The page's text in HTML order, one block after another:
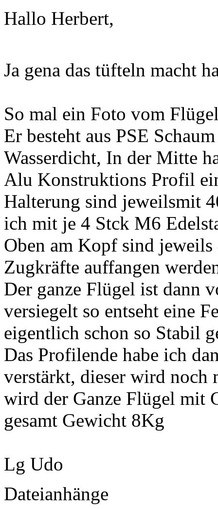
Hallo Herbert,
Ja gena das tüfteln macht
So mal ein Foto vom
Er besteht aus PSE
Wasserdicht, In der Mitte
Alu Konstruktions Profil
Halterung sind jeweilsmit
ich mit je 4 Stck M6
Oben am Kopf sind
Zugkräfte auffangen
Der ganze Flügel ist dann
versiegelt so entseht eine
eigentlich schon so Stabil
Das Profilende habe ich
verstärkt, dieser wird noch
wird der Ganze Flügel mit
gesamt Gewicht 8Kg
Lg Udo
Dateianhänge